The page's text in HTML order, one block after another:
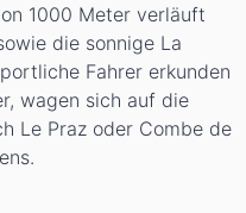
1000 Meter verläuft
die sonnige La
Fahrer erkunden
wagen sich auf die
Le Praz oder Combe de